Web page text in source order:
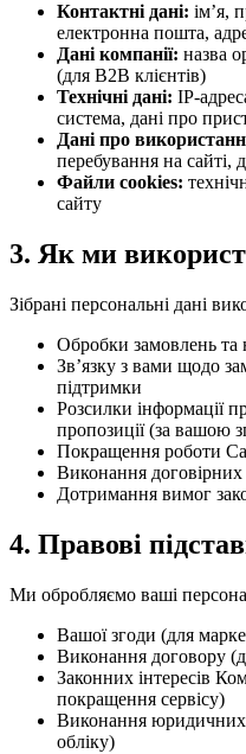
Контактні дані: імʼя,
електронна пошта,
Дані компанії: назва
(для B2B клієнтів)
Технічні дані: IP-
система, дані про
Дані про
перебування на сайті,
Файли cookies:
сайту
3. Як ми
Зібрані персональні дані
Обробки замовлень та
Звʼязку з вами щодо
підтримки
Розсилки інформації
пропозиції (за вашою
Покращення роботи
Виконання договірних
Дотримання вимог
4. Правові
Ми обробляємо ваші
Вашої згоди (для
Виконання договору
Законних інтересів
покращення сервісу)
Виконання юридичних
обліку)